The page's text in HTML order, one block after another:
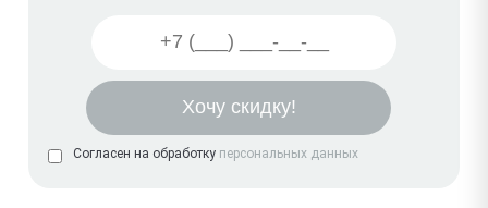
Согласен на обработку персональных данных